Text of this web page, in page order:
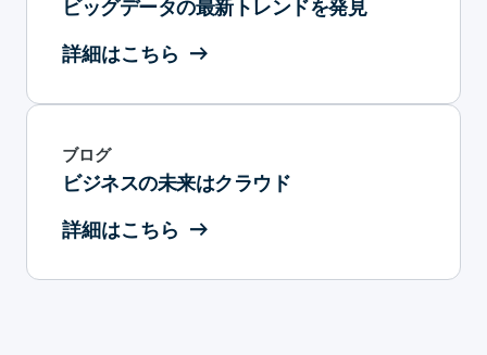
ビッグデータの最新トレンドを発見
詳細はこちら
ブログ
ビジネスの未来はクラウド
詳細はこちら